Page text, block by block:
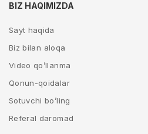
BIZ HAQIMIZDA
Sayt haqida
Biz bilan aloqa
Video qo’llanma
Qonun-qoidalar
Sotuvchi bo’ling
Referal daromad